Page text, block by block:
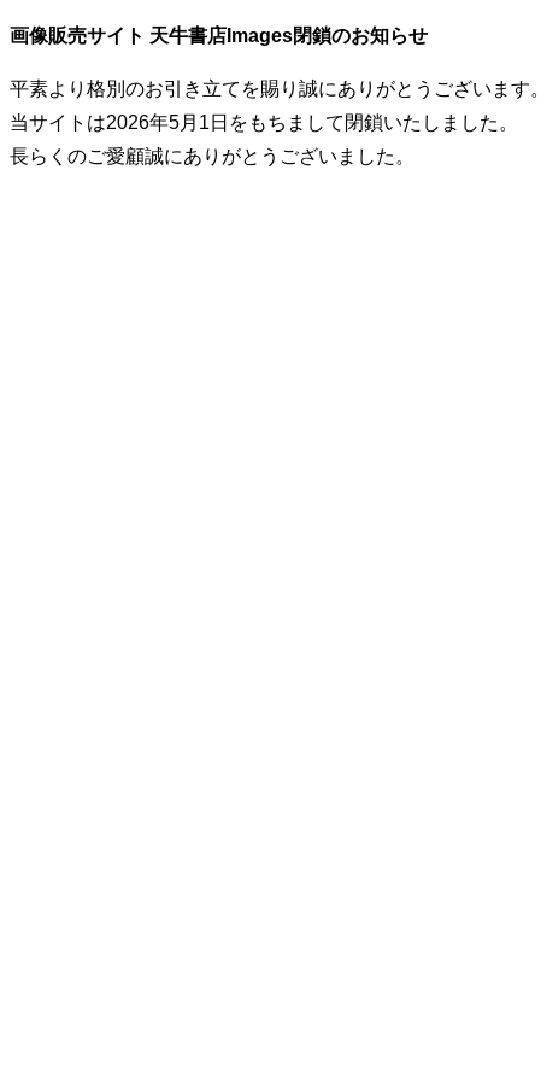
画像販売サイト 天牛書店Images閉鎖のお知らせ
平素より格別のお引き立てを賜り誠にありがとうございます。
当サイトは2026年5月1日をもちまして閉鎖いたしました。
長らくのご愛顧誠にありがとうございました。